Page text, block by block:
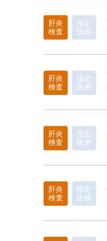
肝炎
検査
指定
医療
肝炎
検査
指定
医療
肝炎
検査
指定
医療
肝炎
検査
指定
医療